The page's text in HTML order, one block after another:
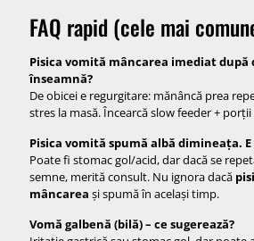
FAQ rapid (cele mai
Pisica vomită mâncarea imediat după
înseamnă?
De obicei e regurgitare: mănâncă prea
stres la masă. Încearcă slow feeder + porții
Pisica vomită spumă albă dimineața. E
Poate fi stomac gol/acid, dar dacă se
semne, merită consult. Nu ignora dacă
mâncarea și spumă în același timp.
Vomă galbenă (bilă) – ce sugerează?